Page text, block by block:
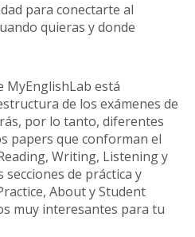
para conectarte al
quieras y donde
MyEnglishLab está
de los exámenes de
por lo tanto, diferentes
papers que conforman el
Writing, Listening y
secciones de práctica y
About y Student
muy interesantes para tu